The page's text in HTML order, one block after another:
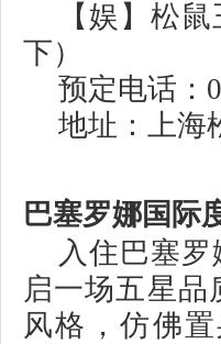
【娱】松
下）
预定电话：
地址：上海
巴塞罗娜国际
入住巴塞
启一场五星
风格，仿佛